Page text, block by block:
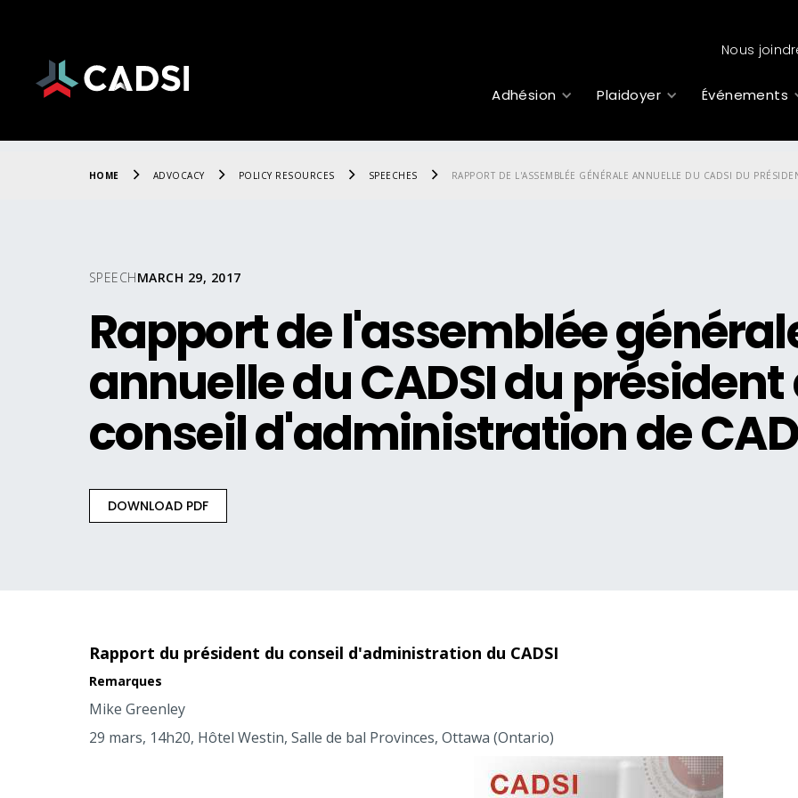
Nous
Adhésion Plaidoyer Événements
HOME ADVOCACY POLICY RESOURCES SPEECHES RAPPORT DE L'ASSEMBLÉE GÉNÉRALE ANNUELLE DU CADSI DU
SPEECHMARCH 29, 2017
Rapport de l'assemblée
annuelle du CADSI du président
conseil d'administration de
DOWNLOAD PDF
Rapport du président du conseil d'administration du CADSI
Remarques
Mike Greenley
29 mars, 14h20, Hôtel Westin, Salle de bal Provinces, Ottawa (Ontario)